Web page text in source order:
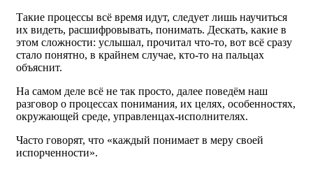
Такие процессы всё время идут, следует лишь научиться
их видеть, расшифровывать, понимать. Дескать, какие в
этом сложности: услышал, прочитал что-то, вот всё сразу
стало понятно, в крайнем случае, кто-то на пальцах
объяснит.
На самом деле всё не так просто, далее поведём наш
разговор о процессах понимания, их целях, особенностях,
окружающей среде, управленцах-исполнителях.
Часто говорят, что «каждый понимает в меру своей
испорченности».